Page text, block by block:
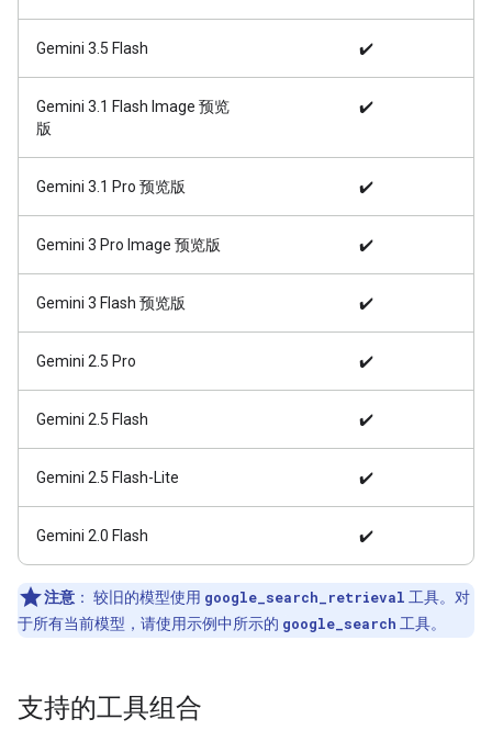
Gemini 3.5 Flash ✔️
Gemini 3.1 Flash Image 预览
版
✔️
Gemini 3.1 Pro 预览版 ✔️
Gemini 3 Pro Image 预览版 ✔️
Gemini 3 Flash 预览版 ✔️
Gemini 2.5 Pro ✔️
Gemini 2.5 Flash ✔️
Gemini 2.5 Flash-Lite ✔️
Gemini 2.0 Flash ✔️
注意 ： 较旧的模型使用 google_search_retrieval 工具。对
于所有当前模型，请使用示例中所示的 google_search 工具。
支持的工具组合